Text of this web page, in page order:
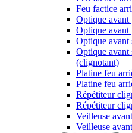
Feu factice
Optique
Optique avant
Optique avant
Optique avant
(clignotant)
Platine feu
Platine feu
Répétiteur
Répétiteur
Veilleuse
Veilleuse